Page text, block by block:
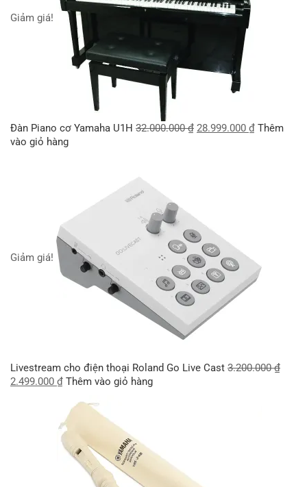
Giảm giá!
Đàn Piano cơ Yamaha U1H 32.000.000₫ 28.999.000 ₫ Thêm
vào giỏ hàng
Giảm giá!
Livestream cho điện thoại Roland Go Live Cast 3.200.000₫
2.499.000 ₫ Thêm vào giỏ hàng